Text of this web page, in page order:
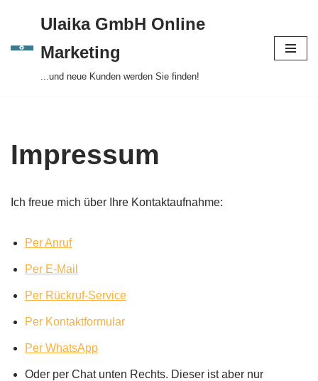
springen
Ulaika GmbH Online
Marketing
...und neue Kunden werden Sie finden!
Impressum
Ich freue mich über Ihre Kontaktaufnahme:
Per Anruf
Per E-Mail
Per Rückruf-Service
Per Kontaktformular
Per WhatsApp
Oder per Chat unten Rechts. Dieser ist aber nur